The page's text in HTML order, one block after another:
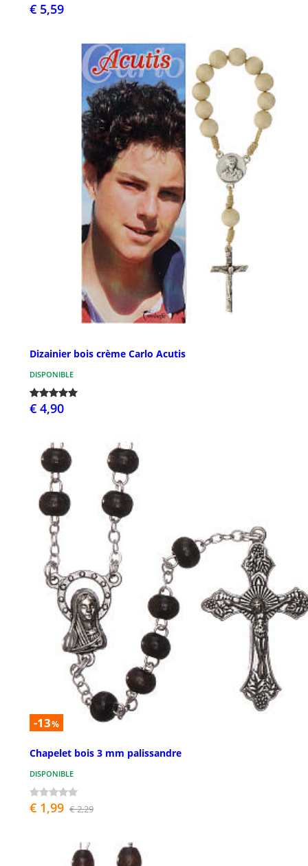
€ 5,59
Dizainier bois crème Carlo Acutis
DISPONIBLE
€ 4,90
-13%
Chapelet bois 3 mm palissandre
DISPONIBLE
€ 1,99 € 2,29